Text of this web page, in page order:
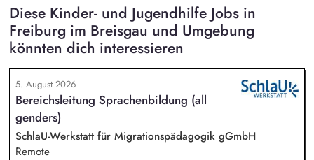
Diese Kinder- und Jugendhilfe Jobs in
Freiburg im Breisgau und Umgebung
könnten dich interessieren
5. August 2026
Bereichsleitung Sprachenbildung (all
genders)
SchlaU-Werkstatt für Migrationspädagogik gGmbH
Remote